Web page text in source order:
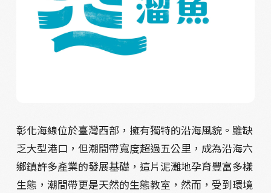
彰化海線位於臺灣西部，擁有獨特的沿海風貌。雖缺
乏大型港口，但潮間帶寬度超過五公里，成為沿海六
鄉鎮許多產業的發展基礎，這片泥灘地孕育豐富多樣
生態，潮間帶更是天然的生態教室，然而，受到環境